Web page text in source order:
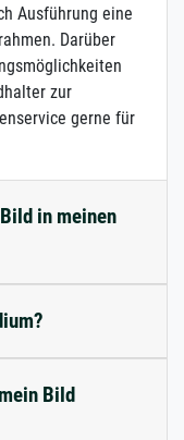
Ausführung eine
Darüber
zur
gerne für
in meinen
Bild